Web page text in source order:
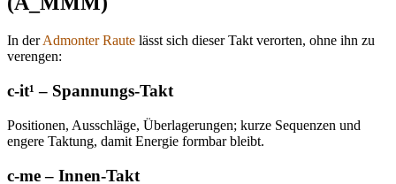
In derAdmonter Raute lässt sich dieser Takt verorten, ohne ihn zu
verengen:
c-it¹ – Spannungs-Takt
Positionen, Ausschläge, Überlagerungen; kurze Sequenzen und
engere Taktung, damit Energie formbar bleibt.
c-me – Innen-Takt